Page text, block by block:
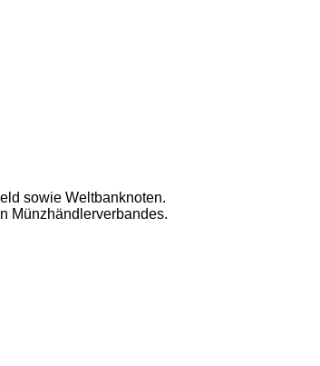
sowie Weltbanknoten.
Münzhändlerverbandes.